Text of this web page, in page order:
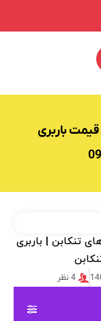
باربری
4 نظر